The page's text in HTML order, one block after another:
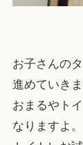
お子さんの
進めていきま
おまるやト
なりますよ。